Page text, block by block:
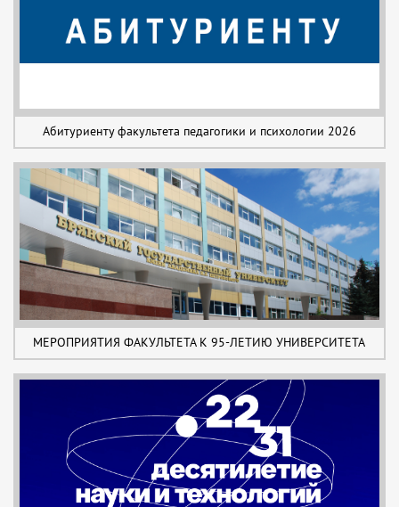
Абитуриенту факультета педагогики и психологии 2026
МЕРОПРИЯТИЯ ФАКУЛЬТЕТА К 95-ЛЕТИЮ УНИВЕРСИТЕТА